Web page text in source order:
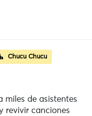
Chucu Chucu
miles de asistentes
revivir canciones